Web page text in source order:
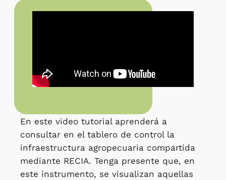
En este video tutorial aprenderá a
consultar en el tablero de control la
infraestructura agropecuaria compartida
mediante RECIA. Tenga presente que, en
este instrumento, se visualizan aquellas